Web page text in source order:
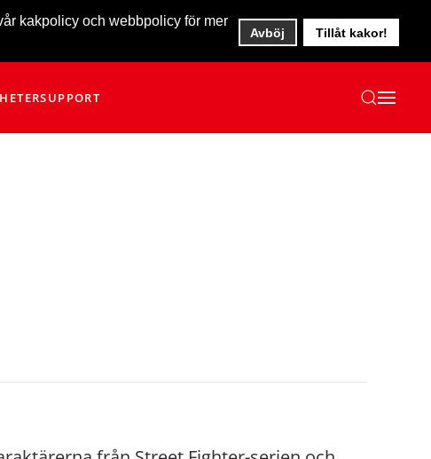
kakpolicy och webbpolicy för mer
Avböj Tillåt kakor!
SUPPORT